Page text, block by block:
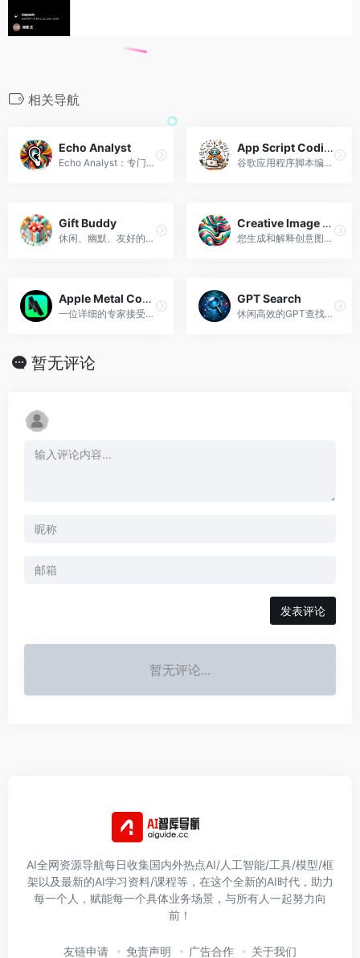
相关导航
Echo Analyst
Echo Analyst：专门使用四耳模型进行生动的通信分析。
App Script Coding Assistant
谷歌应用程序脚本编码助手
Gift Buddy
休闲、幽默、友好的礼品顾问。
Creative Image Generator
您生成和解释创意图像的合作伙伴。
Apple Metal Complete Code Expert
一位详细的专家接受过 Metal 全部 14,342 页的培训，提供完整的编码解决方案。
GPT Search
休闲高效的GPT查找助手。
暂无评论
发表评论
暂无评论...
AI全网资源导航每日收集国内外热点AI/人工智能/工具/模型/框
架以及最新的AI学习资料/课程等，在这个全新的AI时代，助力
每一个人，赋能每一个具体业务场景，与所有人一起努力向
前！
友链申请 免责声明 广告合作 关于我们